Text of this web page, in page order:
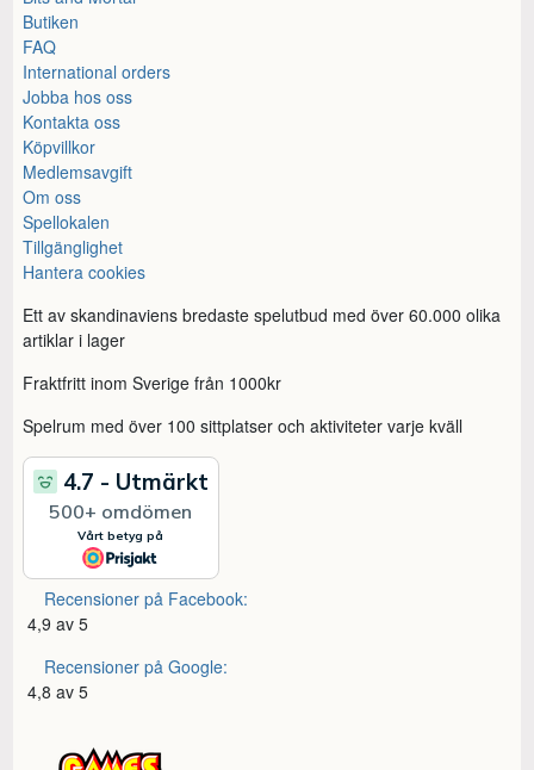
Butiken
FAQ
International orders
Jobba hos oss
Kontakta oss
Köpvillkor
Medlemsavgift
Om oss
Spellokalen
Tillgänglighet
Hantera cookies
Ett av skandinaviens bredaste spelutbud med över 60.000 olika
artiklar i lager
Fraktfritt inom Sverige från 1000kr
Spelrum med över 100 sittplatser och aktiviteter varje kväll
Recensioner på Facebook:
4,9 av 5
Recensioner på Google:
4,8 av 5